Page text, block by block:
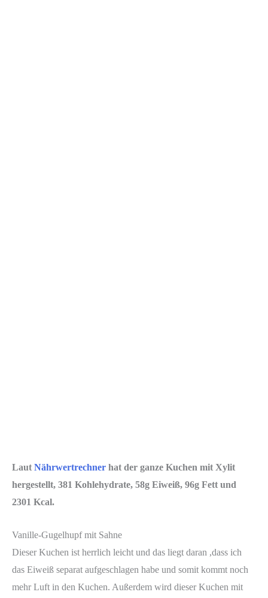
Laut Nährwertrechner hat der ganze Kuchen mit Xylit
hergestellt, 381 Kohlehydrate, 58g Eiweiß, 96g Fett und
2301 Kcal.
Vanille-Gugelhupf mit Sahne
Dieser Kuchen ist herrlich leicht und das liegt daran ,dass ich
das Eiweiß separat aufgeschlagen habe und somit kommt noch
mehr Luft in den Kuchen. Außerdem wird dieser Kuchen mit